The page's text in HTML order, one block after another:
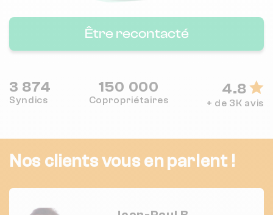
Être recontacté
3 874
Syndics
150 000
Copropriétaires
4.8
+ de 3K avis
Nos clients vous en parlent !